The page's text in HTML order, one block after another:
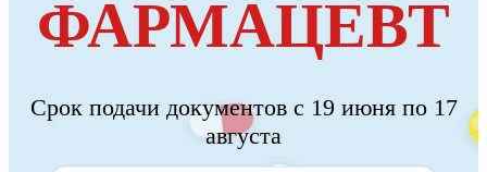
ФАРМАЦЕВТ
Срок подачи документов с 19 июня по 17
августа